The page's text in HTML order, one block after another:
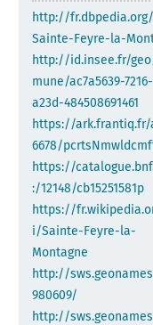
http://
Sainte-Feyre-la-
http://id.insee.fr/
mune/ac7a5639-
a23d-484508691461
https://ark.frantiq.fr/
6678/
https://
:/12148/cb15251581p
https://
i/Sainte-Feyre-la-
Montagne
http://
980609/
http://